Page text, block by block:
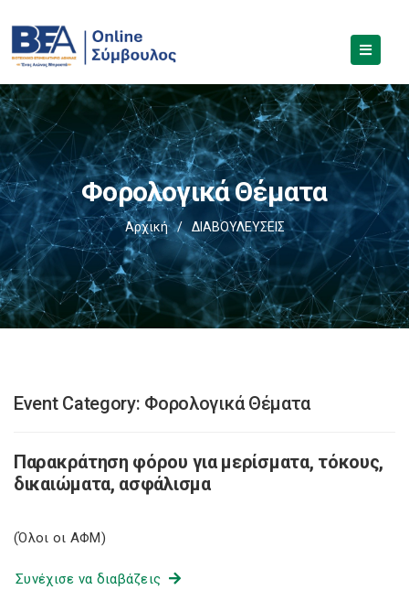
Φορολογικά Θέματα
Αρχική / ΔΙΑΒΟΥΛΕΥΣΕΙΣ
Event Category: Φορολογικά Θέματα
Παρακράτηση φόρου για μερίσματα, τόκους,
δικαιώματα, ασφάλισμα
(Όλοι οι ΑΦΜ)
Συνέχισε να διαβάζεις